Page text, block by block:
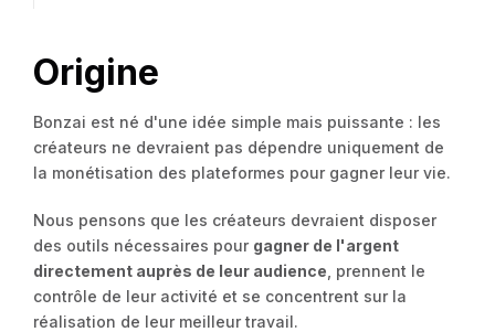
Origine
Bonzai est né d'une idée simple mais puissante : les
créateurs ne devraient pas dépendre uniquement de
la monétisation des plateformes pour gagner leur vie.
Nous pensons que les créateurs devraient disposer
des outils nécessaires pour gagner de l'argent
directement auprès de leur audience , prennent le
contrôle de leur activité et se concentrent sur la
réalisation de leur meilleur travail.